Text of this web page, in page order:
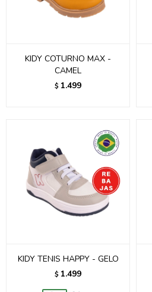
KIDY COTURNO MAX -
CAMEL
$ 1.499
KIDY TENIS HAPPY - GELO
$ 1.499